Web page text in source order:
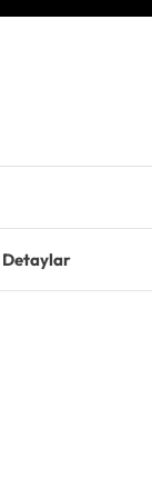
VE AKSESUAR
Detaylar